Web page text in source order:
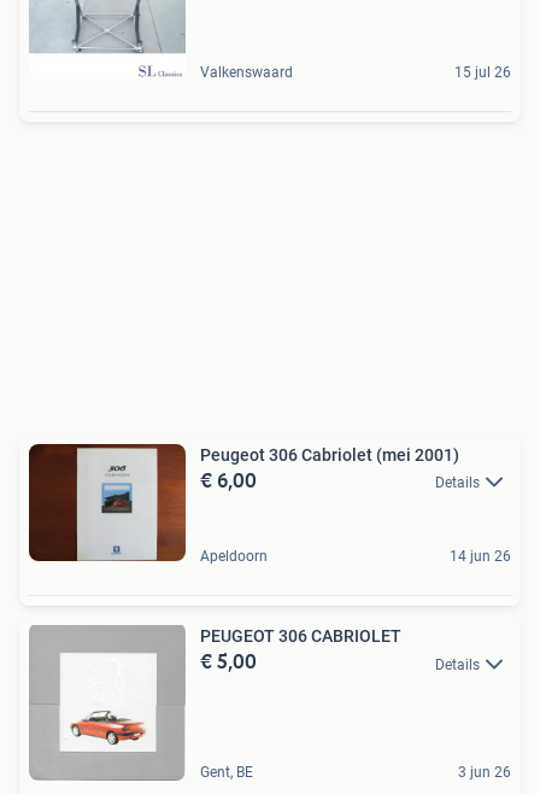
Valkenswaard 15 jul 26
Peugeot 306 Cabriolet (mei 2001)
€ 6,00 Details
Apeldoorn 14 jun 26
PEUGEOT 306 CABRIOLET
€ 5,00 Details
Gent, BE 3 jun 26